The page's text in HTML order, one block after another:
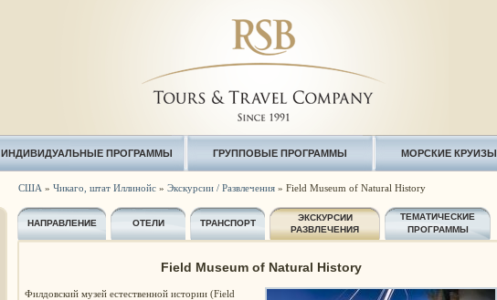
ИНДИВИДУАЛЬНЫЕ ПРОГРАММЫ ГРУППОВЫЕ ПРОГРАММЫ МОРСКИЕ КРУИЗЫ
США » Чикаго, штат Иллинойс» Экскурсии / Развлечения» Field Museum of Natural History
НАПРАВЛЕНИЕ ОТЕЛИ ТРАНСПОРТ
ЭКСКУРСИИ
РАЗВЛЕЧЕНИЯ
ТЕМАТИЧЕСКИЕ
ПРОГРАММЫ
Field Museum of Natural History
Филдовский музей естественной истории (Field